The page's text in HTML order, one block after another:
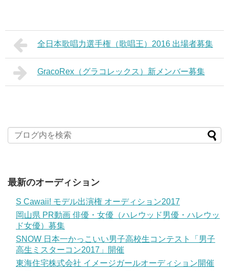
全日本歌唱力選手権（歌唱王）2016 出場者募集
GracoRex（グラコレックス）新メンバー募集
最新のオーディション
S Cawaii! モデル出演権 オーディション2017
岡山県 PR動画 俳優・女優（ハレウッド男優・ハレウッ
ド女優）募集
SNOW 日本一かっこいい男子高校生コンテスト「男子
高生ミスターコン2017」開催
東海住宅株式会社 イメージガールオーディション開催